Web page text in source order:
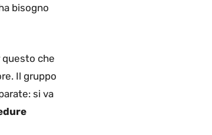
bisogno
questo che
Il gruppo
si va